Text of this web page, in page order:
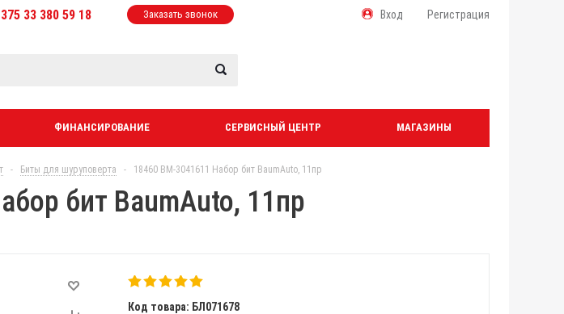
33 380 59 18 Заказать звонок Вход Регистрация
ФИНАНСИРОВАНИЕ СЕРВИСНЫЙ ЦЕНТР МАГАЗИНЫ
- Биты для шуруповерта - 18460 BM-3041611 Набор бит BaumAuto, 11пр
бит BaumAuto, 11пр
Код товара: БЛ071678